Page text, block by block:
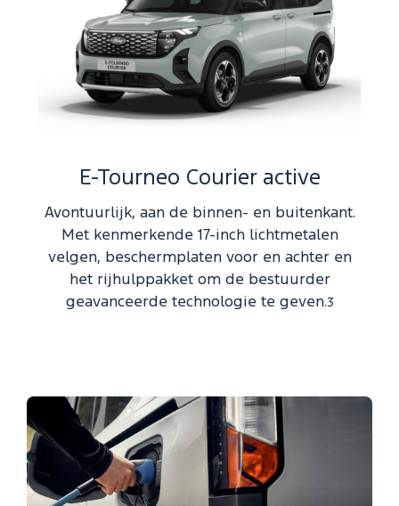
E-Tourneo Courier active
Avontuurlijk, aan de binnen- en buitenkant.
Met kenmerkende 17-inch lichtmetalen
velgen, beschermplaten voor en achter en
het rijhulppakket om de bestuurder
geavanceerde technologie te geven.3